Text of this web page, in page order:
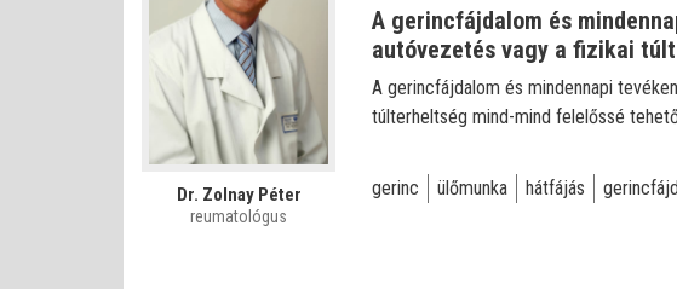
Dr. Zolnay Péter
reumatológus
A gerincfájdalom és
autóvezetés vagy a fizikai
A gerincfájdalom és mindennapi
túlterheltség mind-mind felelőssé
gerinc ülőmunka hátfájás